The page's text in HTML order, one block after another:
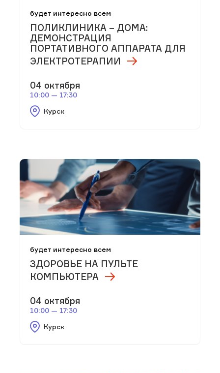
будет интересно всем
ПОЛИКЛИНИКА – ДОМА:
ДЕМОНСТРАЦИЯ
ПОРТАТИВНОГО АППАРАТА ДЛЯ
ЭЛЕКТРОТЕРАПИИ
04 октября
10:00 — 17:30
Курск
будет интересно всем
ЗДОРОВЬЕ НА ПУЛЬТЕ
КОМПЬЮТЕРА
04 октября
10:00 — 17:30
Курск